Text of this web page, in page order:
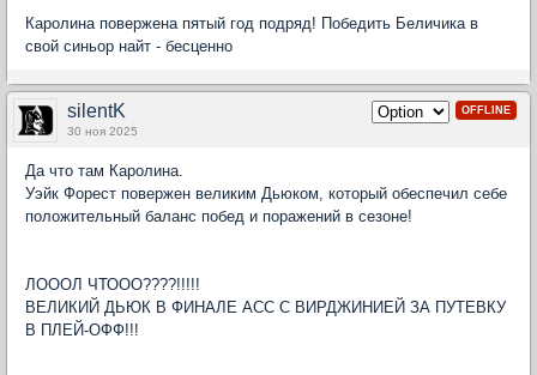
Каролина повержена пятый год подряд! Победить Беличика в
свой синьор найт - бесценно
OFFLINE
silentK
30 ноя 2025
Да что там Каролина.
Уэйк Форест повержен великим Дьюком, который обеспечил себе
положительный баланс побед и поражений в сезоне!
ЛОООЛ ЧТООО????!!!!!
ВЕЛИКИЙ ДЬЮК В ФИНАЛЕ АСС С ВИРДЖИНИЕЙ ЗА ПУТЕВКУ
В ПЛЕЙ-ОФФ!!!